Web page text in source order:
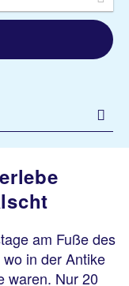
am Fuße des
in der Antike
waren. Nur 20